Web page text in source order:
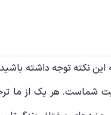
این نکته توجه داشته
شماست. هر یک از ما